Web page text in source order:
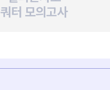
쿼터 모의고사